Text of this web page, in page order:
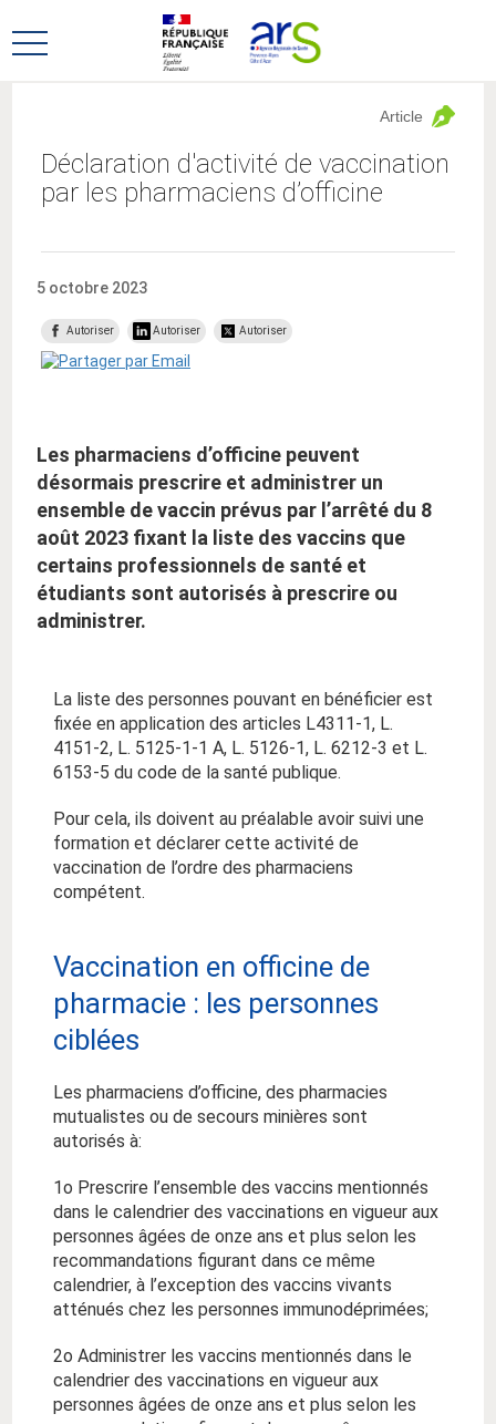
au
menu
au
contenu
Ouvrir
Déclaration d'activité de vaccination
par les pharmaciens d’officine
Article
5 octobre 2023
Autoriser Autoriser Autoriser
Les pharmaciens d’officine peuvent
désormais prescrire et administrer un
ensemble de vaccin prévus par l’arrêté du 8
août 2023 fixant la liste des vaccins que
certains professionnels de santé et
étudiants sont autorisés à prescrire ou
administrer.
La liste des personnes pouvant en bénéficier est
fixée en application des articles L4311-1, L.
4151-2, L. 5125-1-1 A, L. 5126-1, L. 6212-3 et L.
6153-5 du code de la santé publique.
Pour cela, ils doivent au préalable avoir suivi une
formation et déclarer cette activité de
vaccination de l’ordre des pharmaciens
compétent.
Vaccination en officine de
pharmacie : les personnes
ciblées
Les pharmaciens d’officine, des pharmacies
mutualistes ou de secours minières sont
autorisés à:
1o Prescrire l’ensemble des vaccins mentionnés
dans le calendrier des vaccinations en vigueur aux
personnes âgées de onze ans et plus selon les
recommandations figurant dans ce même
calendrier, à l’exception des vaccins vivants
atténués chez les personnes immunodéprimées;
2o Administrer les vaccins mentionnés dans le
calendrier des vaccinations en vigueur aux
personnes âgées de onze ans et plus selon les